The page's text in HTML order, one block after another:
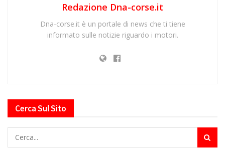
Redazione Dna-corse.it
Dna-corse.it è un portale di news che ti tiene
informato sulle notizie riguardo i motori.
Cerca Sul Sito